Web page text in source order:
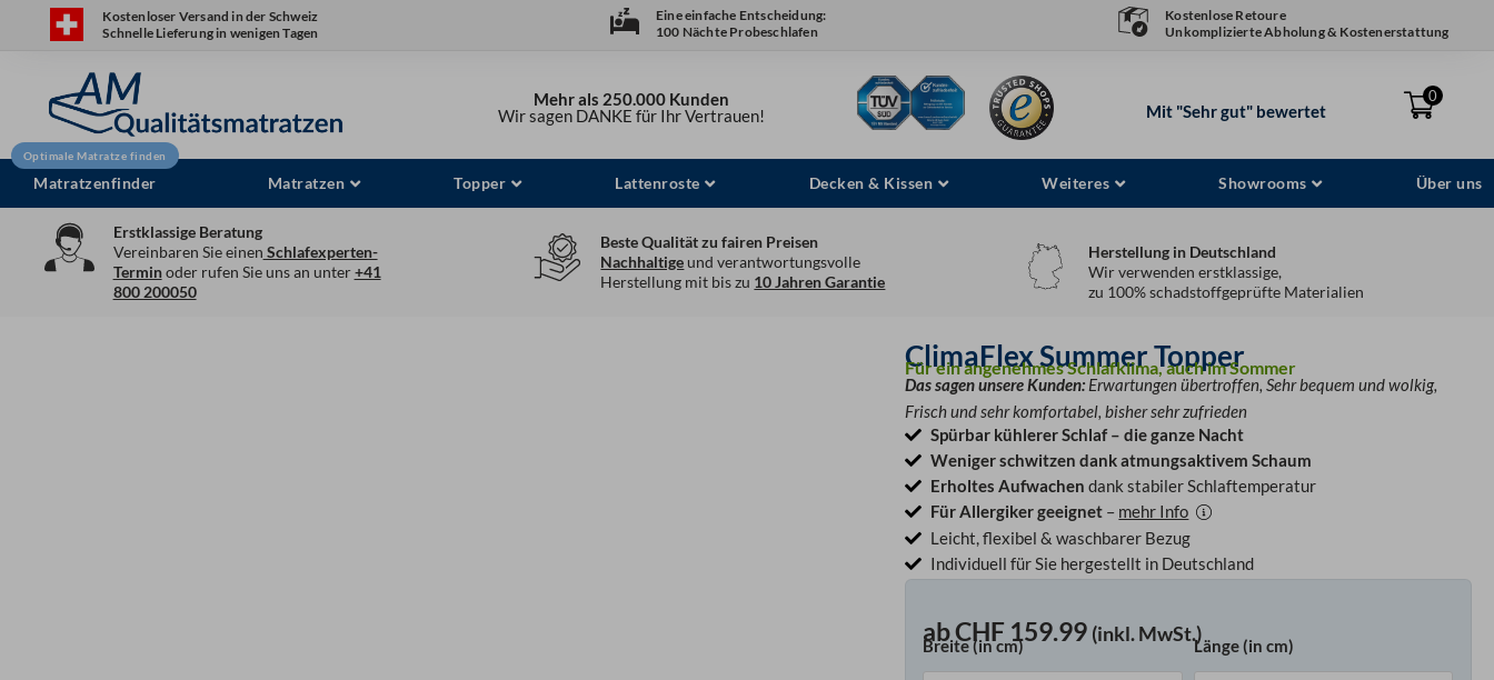
Kostenloser Versand in der Schweiz
Schnelle Lieferung in wenigen Tagen
Eine einfache Entscheidung:
100 Nächte Probeschlafen
Kostenlose Retoure
Unkomplizierte Abholung & Kostenerstattung
Mehr als 250.000 Kunden
Wir sagen DANKE für Ihr Vertrauen!
Mit "Sehr gut" bewertet
0
Matratzenfinder Matratzen Topper Lattenroste Decken & Kissen Weiteres Showrooms Über uns
Erstklassige Beratung
Vereinbaren Sie einen Schlafexperten-
Terminoder rufen Sie uns an unter+41
800 200050
Beste Qualität zu fairen Preisen
Nachhaltige und verantwortungsvolle
Herstellung mit bis zu 10 Jahren Garantie
Herstellung in Deutschland
Wir verwenden erstklassige,
zu 100% schadstoffgeprüfte Materialien
ClimaFlex Summer Topper
Für ein angenehmes Schlafklima, auch im Sommer
Das sagen unsere Kunden: Erwartungen übertroffen, Sehr bequem und wolkig,
Frisch und sehr komfortabel, bisher sehr zufrieden
Spürbar kühlerer Schlaf – die ganze Nacht
Weniger schwitzen dank atmungsaktivem Schaum
Erholtes Aufwachen dank stabiler Schlaftemperatur
Für Allergiker geeignet – mehr Info
Leicht, flexibel & waschbarer Bezug
Individuell für Sie hergestellt in Deutschland
abCHF 159.99 (inkl. MwSt.)
Breite (in cm) Länge (in cm)
ClimaFlex